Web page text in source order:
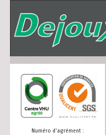
Numéro d'agrément :